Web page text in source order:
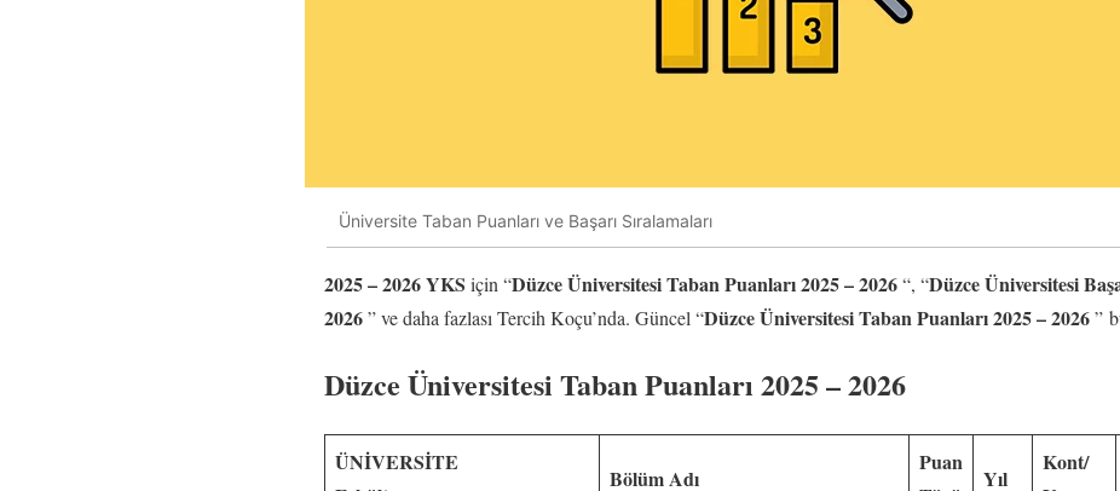
Üniversite Taban Puanları ve Başarı Sıralamaları
2025 – 2026 YKS için “Düzce Üniversitesi Taban Puanları 2025 – 2026“, “Düzce Üniversitesi
2026” ve daha fazlası Tercih Koçu’nda. Güncel “Düzce Üniversitesi Taban Puanları 2025 – 2026”
Düzce Üniversitesi Taban Puanları 2025 – 2026
ÜNİVERSİTE
Bölüm Adı
Puan
Yıl
Kont/